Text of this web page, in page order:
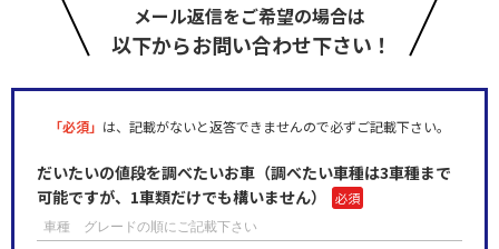
メール返信をご希望の場合は
以下からお問い合わせ下さい！
「必須」 は、記載がないと返答できませんので必ずご記載下さい。
だいたいの値段を調べたいお車（調べたい車種は3車種まで
可能ですが、1車類だけでも構いません）